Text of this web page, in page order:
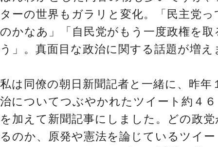
ターの世界もガラリと変化。「民主党
のかなあ」「自民党がもう一度政権を
う」。真面目な政治に関する話題が増え
私は同僚の朝日新聞記者と一緒に、昨年
治についてつぶやかれたツイート約４
を加えて新聞記事にしました。どの政
るのか、原発や憲法を論じているツイ